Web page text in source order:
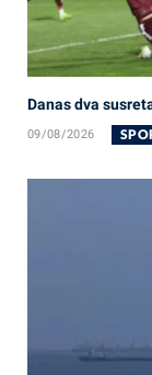
Danas dva
09/08/2026